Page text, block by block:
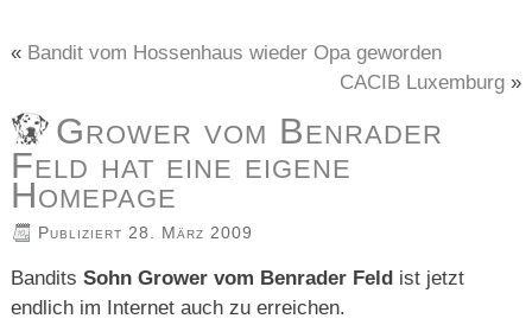
« Bandit vom Hossenhaus wieder Opa geworden
CACIB Luxemburg»
Grower vom Benrader
Feld hat eine eigene
Homepage
Publiziert 28. März 2009
Bandits Sohn Grower vom Benrader Feld ist jetzt
endlich im Internet auch zu erreichen.